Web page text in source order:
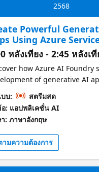
2568
Powerful
Using Azure
หลังเที่ยง - 2:45 หลังเที่
how Azure AI Foundry
of generative AI
language models to
experiences that feel
and human-like.
บ:
สตรีมสด
: แอปพลิเคชั่น AI
: ภาษาอังกฤษ
ามความต้องการ